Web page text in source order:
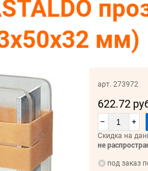
мм)
арт. 273972
622.72
– +
Скидка на
не
под заказ